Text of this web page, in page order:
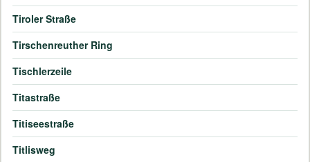
Tiroler Straße
Tirschenreuther Ring
Tischlerzeile
Titastraße
Titiseestraße
Titlisweg